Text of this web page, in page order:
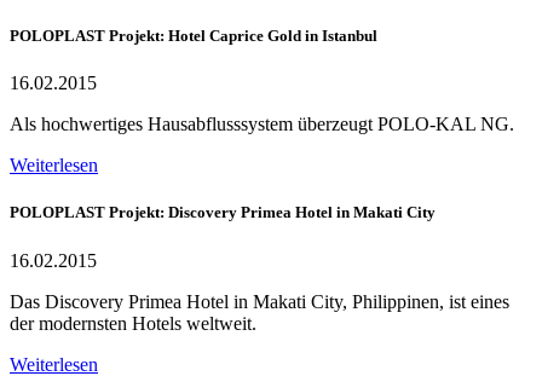
POLOPLAST Projekt: Hotel Caprice Gold in Istanbul
16.02.2015
Als hochwertiges Hausabflusssystem überzeugt POLO-KAL NG.
Weiterlesen
POLOPLAST Projekt: Discovery Primea Hotel in Makati City
16.02.2015
Das Discovery Primea Hotel in Makati City, Philippinen, ist eines
der modernsten Hotels weltweit.
Weiterlesen